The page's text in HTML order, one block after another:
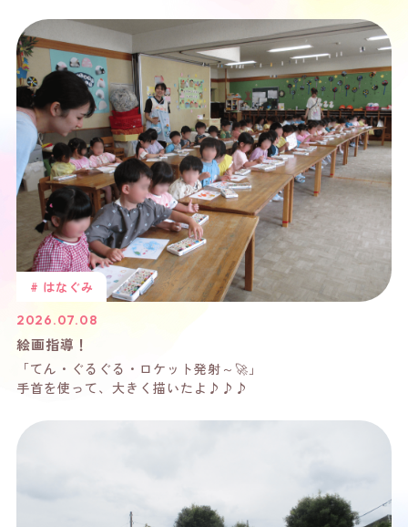
# はなぐみ
2026.07.08
絵画指導！
「てん・ぐるぐる・ロケット発射～🚀」
手首を使って、大きく描いたよ♪♪♪